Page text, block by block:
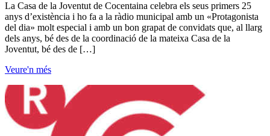
La Casa de la Joventut de Cocentaina celebra els seus primers 25
anys d’existència i ho fa a la ràdio municipal amb un «Protagonista
del dia» molt especial i amb un bon grapat de convidats que, al llarg
dels anys, bé des de la coordinació de la mateixa Casa de la
Joventut, bé des de […]
Veure'n més